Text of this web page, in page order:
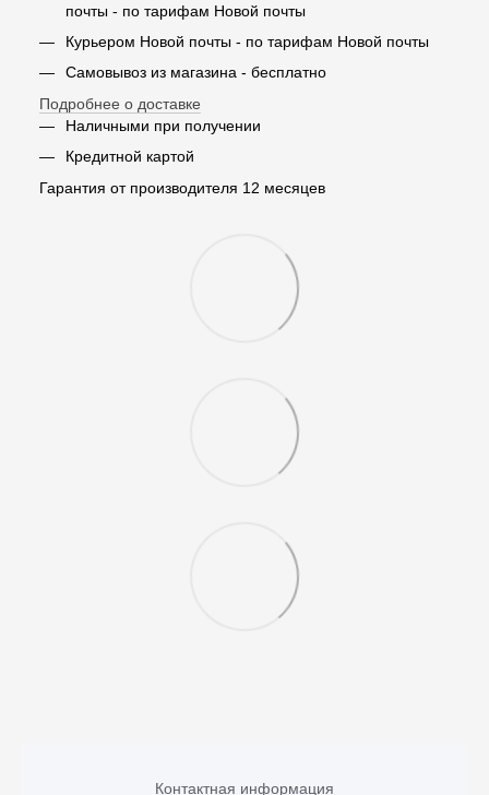
почты - по тарифам Новой почты
Курьером Новой почты - по тарифам Новой почты
Самовывоз из магазина - бесплатно
Подробнее о доставке
Наличными при получении
Кредитной картой
Гарантия от производителя 12 месяцев
Контактная информация